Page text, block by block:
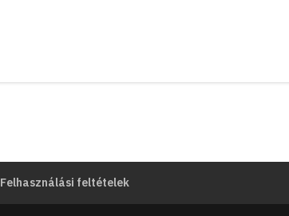
Felhasználási feltételek